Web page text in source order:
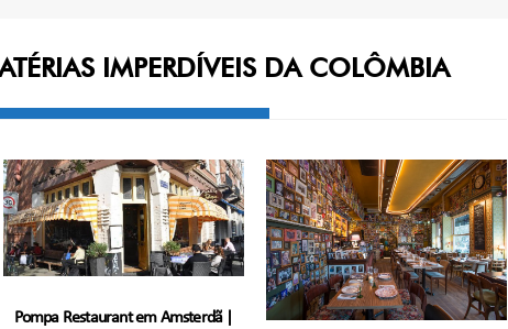
IMPERDÍVEIS DA COLÔMBIA
Pompa Restaurant em Amsterdã |